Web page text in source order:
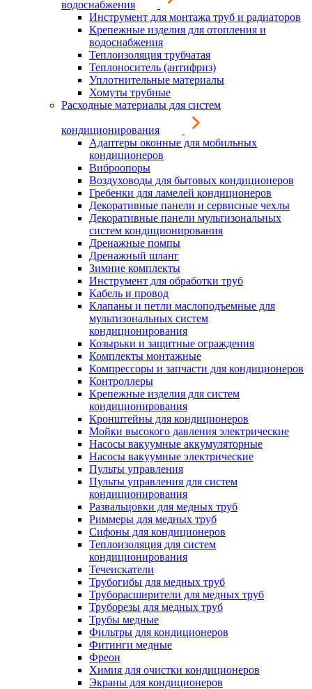
водоснабжения
Инструмент для монтажа труб и радиаторов
Крепежные изделия для отопления и
водоснабжения
Теплоизоляция трубчатая
Теплоноситель (антифриз)
Уплотнительные материалы
Хомуты трубные
Расходные материалы для систем
кондиционирования
Адаптеры оконные для мобильных
кондиционеров
Виброопоры
Воздуховоды для бытовых кондиционеров
Гребенки для ламелей кондиционеров
Декоративные панели и сервисные чехлы
Декоративные панели мультизональных
систем кондиционирования
Дренажные помпы
Дренажный шланг
Зимние комплекты
Инструмент для обработки труб
Кабель и провод
Клапаны и петли маслоподъемные для
мультизональных систем
кондиционирования
Козырьки и защитные ограждения
Комплекты монтажные
Компрессоры и запчасти для кондиционеров
Контроллеры
Крепежные изделия для систем
кондиционирования
Кронштейны для кондиционеров
Мойки высокого давления электрические
Насосы вакуумные аккумуляторные
Насосы вакуумные электрические
Пульты управления
Пульты управления для систем
кондиционирования
Развальцовки для медных труб
Риммеры для медных труб
Сифоны для кондиционеров
Теплоизоляция для систем
кондиционирования
Течеискатели
Трубогибы для медных труб
Труборасширители для медных труб
Труборезы для медных труб
Трубы медные
Фильтры для кондиционеров
Фитинги медные
Фреон
Химия для очистки кондиционеров
Экраны для кондиционеров